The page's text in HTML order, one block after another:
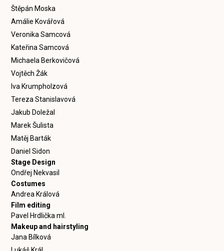
Štěpán Moska
Amálie Kovářová
Veronika Samcová
Kateřina Samcová
Michaela Berkovičová
Vojtěch Žák
Iva Krumpholzová
Tereza Stanislavová
Jakub Doležal
Marek Šulista
Matěj Barták
Daniel Sidon
Stage Design
Ondřej Nekvasil
Costumes
Andrea Králová
Film editing
Pavel Hrdlička ml.
Makeup and hairstyling
Jana Bílková